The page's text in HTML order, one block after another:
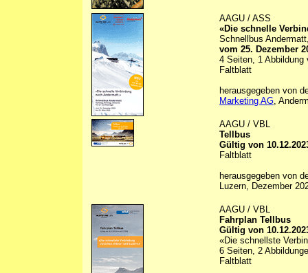
AAGU / ASS
«Die schnelle
Schnellbus
vom 25. Dezember
4 Seiten, 1
Faltblatt
herausgegeben von
Marketing AG,
AAGU / VBL
Tellbus
Gültig von
Faltblatt
herausgegeben von
Luzern, Dezember
AAGU / VBL
Fahrplan Tellbus
Gültig von
«Die schnellste
6 Seiten, 2
Faltblatt